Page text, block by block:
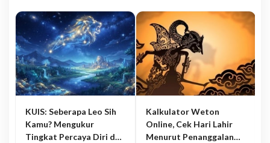
KUIS: Seberapa Leo Sih
Kamu? Mengukur
Tingkat Percaya Diri dan
Kalkulator Weton
Online, Cek Hari Lahir
Menurut Penanggalan